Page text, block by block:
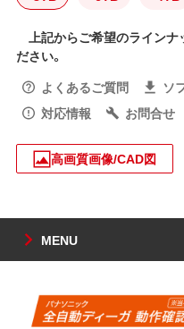
上記からご希望のラインナ
ださい。
よくあるご質問
ソ
対応情報
お問合せ
高画質画像/CAD図
MENU